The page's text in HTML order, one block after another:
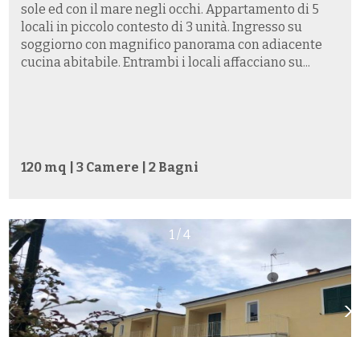
sole ed con il mare negli occhi. Appartamento di 5
locali in piccolo contesto di 3 unità. Ingresso su
soggiorno con magnifico panorama con adiacente
cucina abitabile. Entrambi i locali affacciano su...
120 mq | 3 Camere | 2 Bagni
1/4